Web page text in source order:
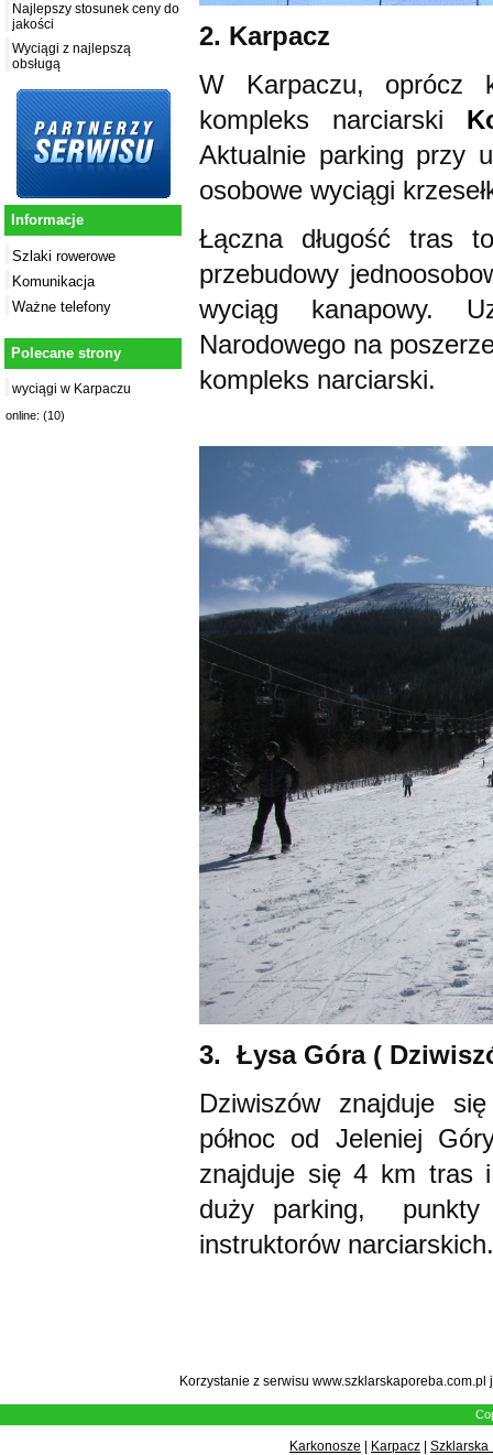
Najlepszy stosunek ceny do
jakości
Wyciągi z najlepszą
obsługą
Informacje
Szlaki rowerowe
Komunikacja
Ważne telefony
Polecane strony
wyciągi w Karpaczu
online: (10)
2. Karpacz
W Karpaczu, oprócz
kompleks narciarski
Aktualnie parking przy
osobowe wyciągi
Łączna długość tras
przebudowy
wyciąg kanapowy.
Narodowego na
kompleks narciarski.
3. Łysa Góra (
Dziwiszów znajduje się
północ od Jeleniej
znajduje się 4 km tras
duży parking, punkty
instruktorów narciarskich.
Korzystanie z serwisu
Karkonosze Karpacz
Szklarska